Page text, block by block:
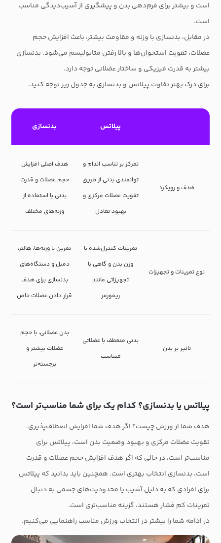
است و بیشتر برای فرم‌دهی بدن و پیشگیری از آسیب‌دیدگی مناسب
است.
در مقابل، بدنسازی با وزنه و مقاومت بیشتر، باعث افزایش حجم
عضلات، تقویت استخوان‌ها و بالا رفتن متابولیسم می‌شود. بدنسازی
بیشتر به قدرت فیزیکی و ساختار عضلانی توجه دارد.
برای درک بهتر تفاوت پیلاتس و بدنسازی به جدول زیر توجه کنید.
پیلاتس بدنسازی
هدف و رویکرد
تمرکز بر تناسب اندام و
توانمندی بدنی از طریق
تقویت عضلات مرکزی و
بهبود تعادل
هدف اصلی افزایش
حجم عضلات و قدرت
بدنی با استفاده از
وزنه‌های مختلف
نوع تمرینات و تجهیزات
تمرینات کنترل‌شده با
وزن بدن و گاهی با
تجهیزاتی مانند
ریفورمر
تمرین با وزنه‌ها، هالتر،
دمبل و دستگاه‌های
بدنسازی برای هدف
قرار دادن عضلات خاص
تاثیر بر بدن
بدنی منعطف با عضلاتی
متناسب
بدن عضلانی، با حجم
عضلات بیشتر و
برجسته‌تر
پیلاتس یا بدنسازی؟ کدام یک برای شما مناسب‌تر است؟
هدف شما از ورزش چیست؟ اگر هدف شما افزایش انعطاف‌پذیری،
تقویت عضلات مرکزی و بهبود وضعیت بدن است، پیلاتس برای
مناسب‌تر است، در حالی که اگر هدف افزایش حجم عضلات و قدرت
است، بدنسازی انتخاب بهتری است. همچنین باید بدانید که پیلاتس
برای افرادی که به دلیل آسیب یا محدودیت‌های جسمی به دنبال
تمرینات کم فشار هستند، گزینه مناسب‌تری است.
در ادامه شما را بیشتر در انتخاب ورزش مناسب راهنمایی می‌کنیم.